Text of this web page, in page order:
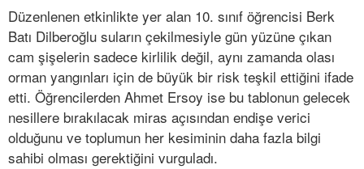
Düzenlenen etkinlikte yer alan 10. sınıf öğrencisi Berk
Batı Dilberoğlu suların çekilmesiyle gün yüzüne çıkan
cam şişelerin sadece kirlilik değil, aynı zamanda olası
orman yangınları için de büyük bir risk teşkil ettiğini ifade
etti. Öğrencilerden Ahmet Ersoy ise bu tablonun gelecek
nesillere bırakılacak miras açısından endişe verici
olduğunu ve toplumun her kesiminin daha fazla bilgi
sahibi olması gerektiğini vurguladı.